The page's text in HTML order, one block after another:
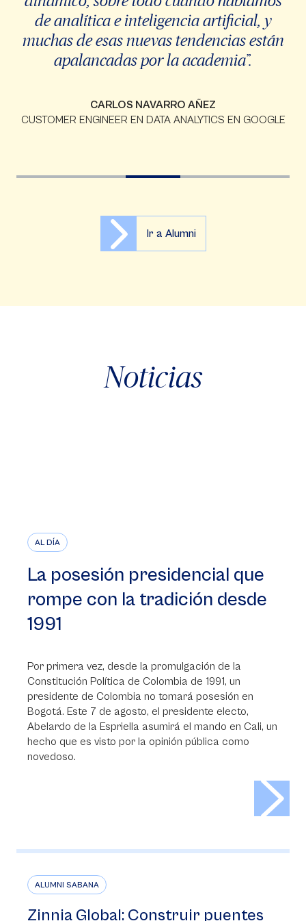
de analítica e inteligencia artificial, y
muchas de esas nuevas tendencias están
apalancadas por la academia”.
CARLOS NAVARRO AÑEZ
CUSTOMER ENGINEER EN DATA ANALYTICS EN GOOGLE
Ir a Alumni
Noticias
AL DÍA
La posesión presidencial que
rompe con la tradición desde
1991
Por primera vez, desde la promulgación de la
Constitución Política de Colombia de 1991, un
presidente de Colombia no tomará posesión en
Bogotá. Este 7 de agosto, el presidente electo,
Abelardo de la Espriella asumirá el mando en Cali, un
hecho que es visto por la opinión pública como
novedoso.
ALUMNI SABANA
Zinnia Global: Construir puentes